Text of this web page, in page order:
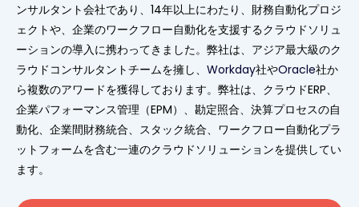
ンサルタント会社であり、14年以上にわたり、財務自動化プロジ
ェクトや、企業のワークフロー自動化を支援するクラウドソリュ
ーションの導入に携わってきました。弊社は、アジア最大級のク
ラウドコンサルタントチームを擁し、 Workday社やOracle社か
ら複数のアワードを獲得しております。弊社は、クラウドERP、
企業パフォーマンス管理（EPM）、勘定照合、決算プロセスの自
動化、企業間財務統合、スタック統合、ワークフロー自動化プラ
ットフォームを含む一連のクラウドソリューションを提供してい
ます。